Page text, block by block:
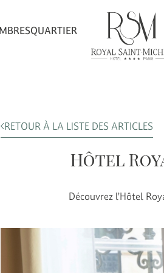
QUARTIER
RETOUR À LA LISTE DES ARTICLES
Hôtel
Découvrez l’Hôtel